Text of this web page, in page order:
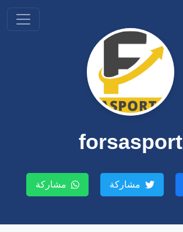
forsasport
مشاركة مشاركة